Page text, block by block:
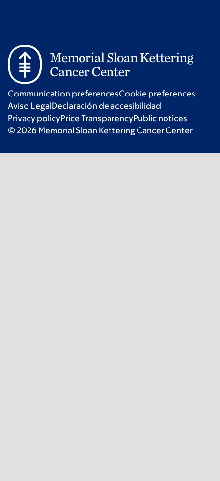
Communication preferencesCookie preferences
Aviso LegalDeclaración de accesibilidad
Privacy policyPrice TransparencyPublic notices
© 2026 Memorial Sloan Kettering Cancer Center